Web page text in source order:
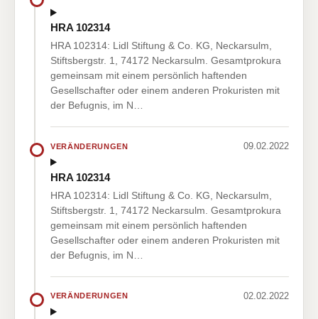
HRA 102314
HRA 102314: Lidl Stiftung & Co. KG, Neckarsulm,
Stiftsbergstr. 1, 74172 Neckarsulm. Gesamtprokura
gemeinsam mit einem persönlich haftenden
Gesellschafter oder einem anderen Prokuristen mit
der Befugnis, im N…
VERÄNDERUNGEN 09.02.2022
HRA 102314
HRA 102314: Lidl Stiftung & Co. KG, Neckarsulm,
Stiftsbergstr. 1, 74172 Neckarsulm. Gesamtprokura
gemeinsam mit einem persönlich haftenden
Gesellschafter oder einem anderen Prokuristen mit
der Befugnis, im N…
VERÄNDERUNGEN 02.02.2022